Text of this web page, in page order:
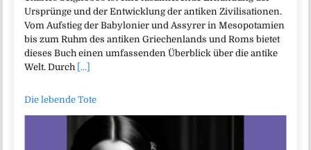
Ursprünge und der Entwicklung der antiken Zivilisationen.
Vom Aufstieg der Babylonier und Assyrer in Mesopotamien
bis zum Ruhm des antiken Griechenlands und Roms bietet
dieses Buch einen umfassenden Überblick über die antike
Welt. Durch [...]
Die lebende Tote